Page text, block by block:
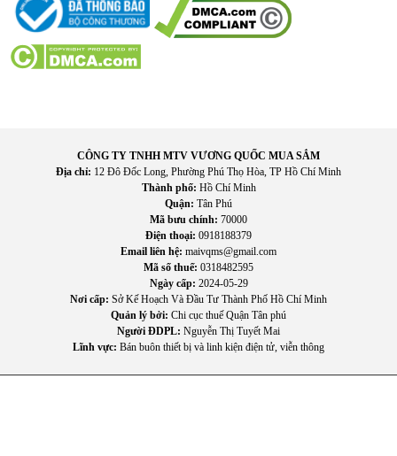
CÔNG TY TNHH MTV VƯƠNG QUỐC MUA SẮM
Địa chỉ: 12 Đô Đốc Long, Phường Phú Thọ Hòa, TP Hồ Chí Minh
Thành phố: Hồ Chí Minh
Quận: Tân Phú
Mã bưu chính: 70000
Điện thoại: 0918188379
Email liên hệ: maivqms@gmail.com
Mã số thuế: 0318482595
Ngày cấp: 2024-05-29
Nơi cấp: Sở Kế Hoạch Và Đầu Tư Thành Phố Hồ Chí Minh
Quản lý bởi: Chi cục thuế Quận Tân phú
Người ĐDPL: Nguyễn Thị Tuyết Mai
Lĩnh vực: Bán buôn thiết bị và linh kiện điện tử, viễn thông